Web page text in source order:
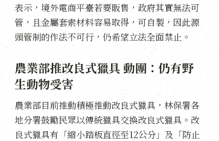
表示，境外電商平臺若要販售，政府其實無法可
管，且金屬套索材料容易取得，可自製，因此源
頭管制的作法不可行，仍希望立法全面禁止。
農業部推改良式獵具 動團：仍有野
生動物受害
農業部目前推動積極推動改良式獵具，林保署各
地分署鼓勵民眾以傳統獵具交換改良式獵具。改
良式獵具有「縮小踏板直徑至12公分」及「防止